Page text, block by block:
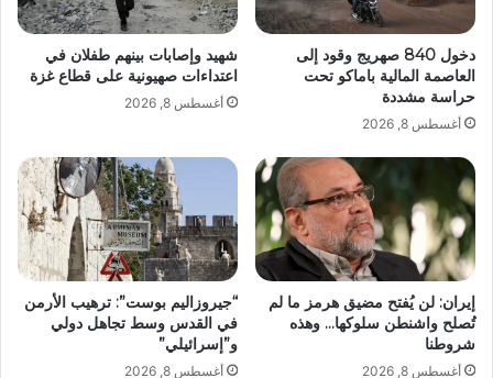
دخول 840 صهريج وقود إلى
العاصمة المالية باماكو تحت
حراسة مشددة
أغسطس 8, 2026
شهيد وإصابات بينهم طفلان في
اعتداءات صهيونية على قطاع غزة
أغسطس 8, 2026
إيران: لن يُفتح مضيق هرمز ما لم
تُصلح واشنطن سلوكها… وهذه
شروطنا
أغسطس 8, 2026
“جيروزاليم بوست”: ترهيب الأرمن
في القدس وسط تجاهل دولي
و”إسرائيلي”
أغسطس 8, 2026